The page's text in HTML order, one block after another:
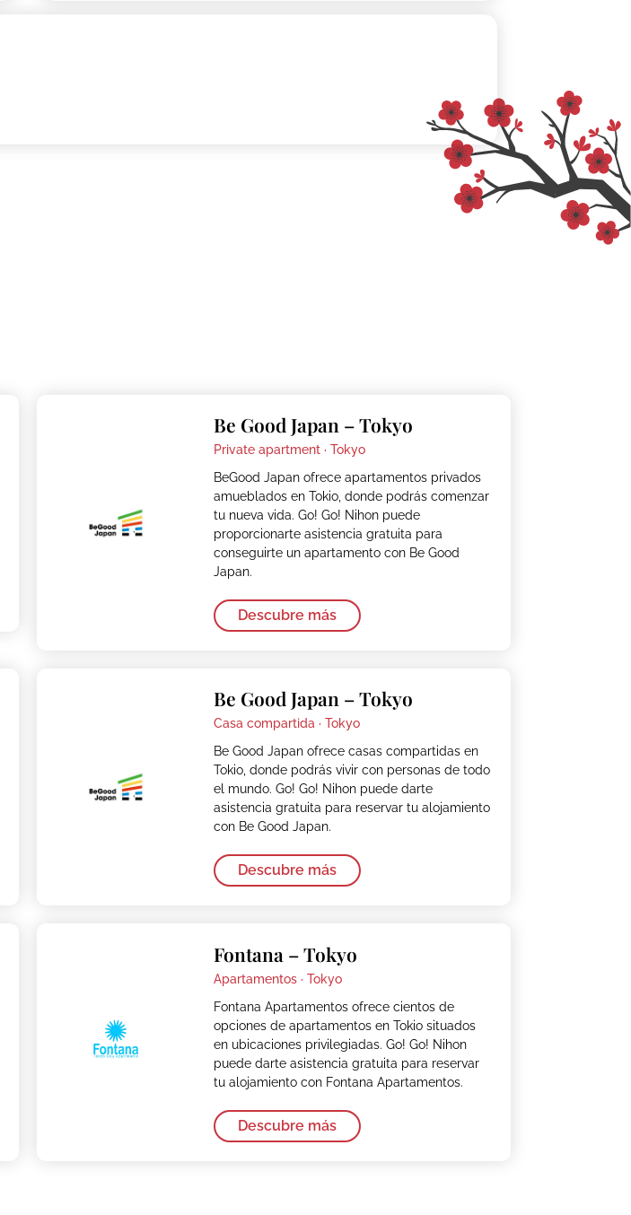
Be Good Japan – Tokyo
Private apartment · Tokyo
BeGood Japan ofrece apartamentos privados
amueblados en Tokio, donde podrás comenzar
tu nueva vida. Go! Go! Nihon puede
proporcionarte asistencia gratuita para
conseguirte un apartamento con Be Good
Japan.
Descubre más
Be Good Japan – Tokyo
Casa compartida · Tokyo
Be Good Japan ofrece casas compartidas en
Tokio, donde podrás vivir con personas de todo
el mundo. Go! Go! Nihon puede darte
asistencia gratuita para reservar tu alojamiento
con Be Good Japan.
Descubre más
Fontana – Tokyo
Apartamentos · Tokyo
Fontana Apartamentos ofrece cientos de
opciones de apartamentos en Tokio situados
en ubicaciones privilegiadas. Go! Go! Nihon
puede darte asistencia gratuita para reservar
tu alojamiento con Fontana Apartamentos.
Descubre más